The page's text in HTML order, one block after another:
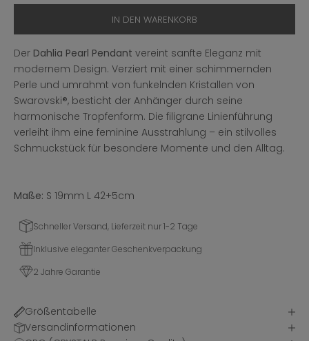
IN DEN WARENKORB
Der Dahlia Pearl Pendant vereint sanfte Eleganz mit
modernem Design. Verziert mit einer schimmernden
Perle und umrahmt von funkelnden Kristallen von
Swarovski®, besticht der Anhänger durch seine
harmonische Tropfenform. Die filigrane Linienführung
verleiht ihm eine feminine Ausstrahlung – ein stilvolles
Schmuckstück für besondere Momente und den Alltag.
Maße: S 19mm L 42+5cm
Schneller Versand, Lieferzeit nur 1-2 Tage
Inklusive eleganter Geschenkverpackung
2 Jahre Garantie
Größentabelle
Versandinformationen